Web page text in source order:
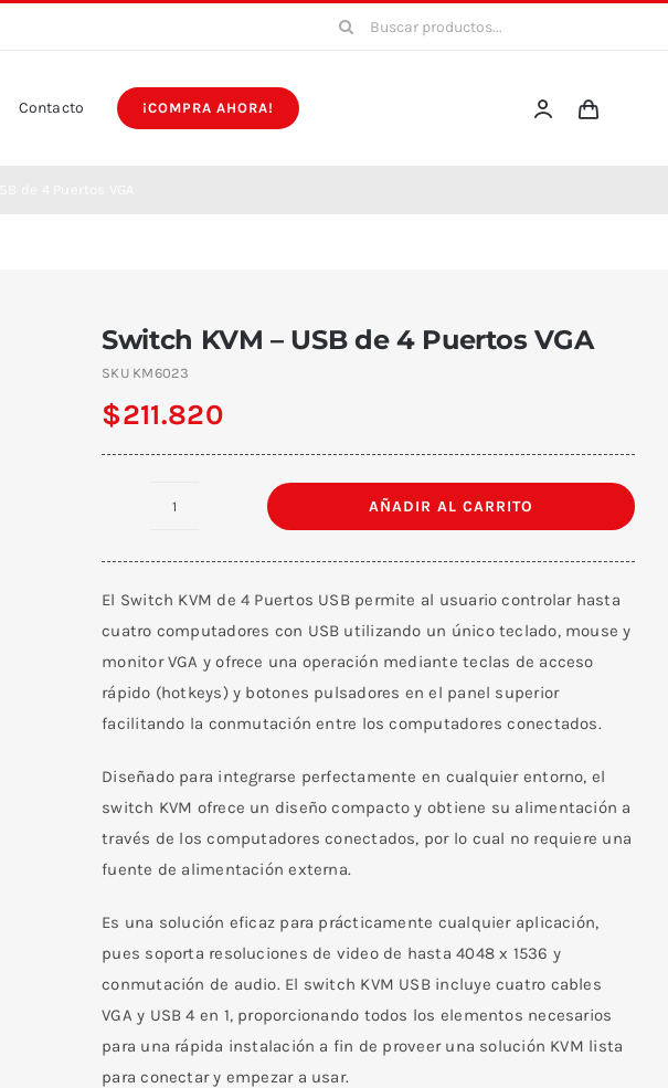
Buscar:
Contacto ¡COMPRA AHORA!
Switch KVM – USB de 4 Puertos VGA
SKU KM6023
$211.820
de
4
Puertos
VGA
cantidad
AÑADIR AL CARRITO
El Switch KVM de 4 Puertos USB permite al usuario controlar hasta
cuatro computadores con USB utilizando un único teclado, mouse y
monitor VGA y ofrece una operación mediante teclas de acceso
rápido (hotkeys) y botones pulsadores en el panel superior
facilitando la conmutación entre los computadores conectados.
Diseñado para integrarse perfectamente en cualquier entorno, el
switch KVM ofrece un diseño compacto y obtiene su alimentación a
través de los computadores conectados, por lo cual no requiere una
fuente de alimentación externa.
Es una solución eficaz para prácticamente cualquier aplicación,
pues soporta resoluciones de video de hasta 4048 x 1536 y
conmutación de audio. El switch KVM USB incluye cuatro cables
VGA y USB 4 en 1, proporcionando todos los elementos necesarios
para una rápida instalación a fin de proveer una solución KVM lista
para conectar y empezar a usar.